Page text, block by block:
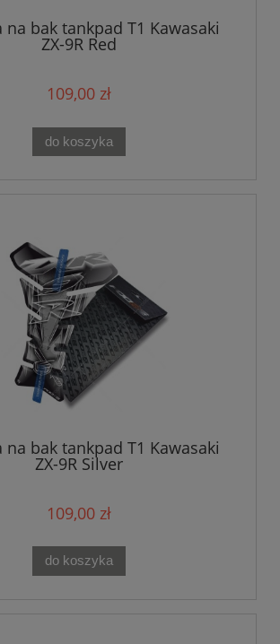
na bak tankpad T1 Kawasaki
ZX-9R Red
109,00 zł
do koszyka
na bak tankpad T1 Kawasaki
ZX-9R Silver
109,00 zł
do koszyka